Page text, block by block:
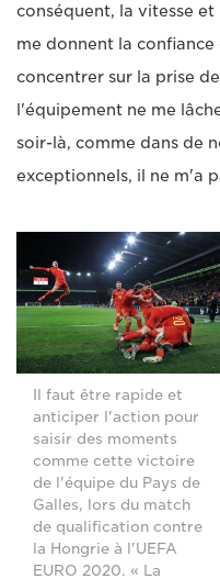
conséquent, la vitesse
me donnent la
concentrer sur la prise
l'équipement ne me
soir-là, comme dans de
exceptionnels, il ne m'a
Il faut être rapide et
anticiper l'action pour
saisir des moments
comme cette victoire
de l'équipe du Pays de
Galles, lors du match
de qualification contre
la Hongrie à l'UEFA
EURO 2020. « La